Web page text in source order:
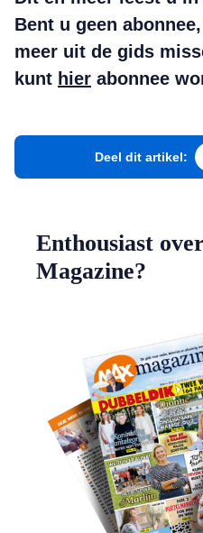
Bent u geen
meer uit de gids
kunt hier abonnee
Deel dit artikel:
Enthousiast
Magazine?